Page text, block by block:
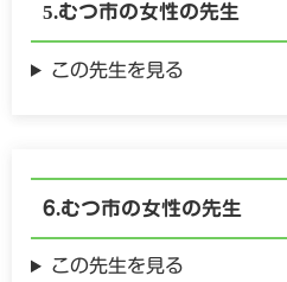
むつ市の女性の先生
この先生を見る
むつ市の女性の先生
この先生を見る